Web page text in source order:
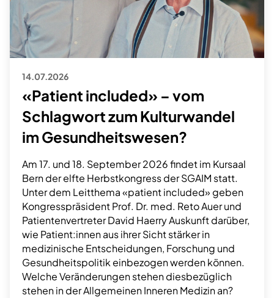
14.07.2026
«Patient included» – vom
Schlagwort zum Kulturwandel
im Gesundheitswesen?
Am 17. und 18. September 2026 findet im Kursaal
Bern der elfte Herbstkongress der SGAIM statt.
Unter dem Leitthema «patient included» geben
Kongresspräsident Prof. Dr. med. Reto Auer und
Patientenvertreter David Haerry Auskunft darüber,
wie Patient:innen aus ihrer Sicht stärker in
medizinische Entscheidungen, Forschung und
Gesundheitspolitik einbezogen werden können.
Welche Veränderungen stehen diesbezüglich
stehen in der Allgemeinen Inneren Medizin an?